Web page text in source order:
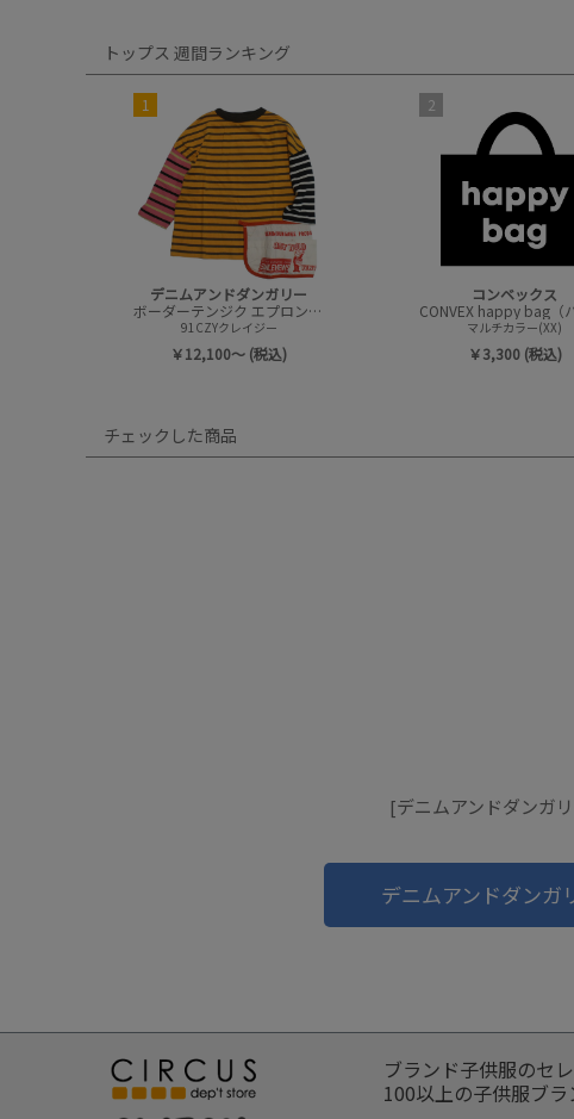
トップス 週間ランキング
1
デニムアンドダンガリー
ボーダーテンジク エプロンツキ L/S TEE(8分袖)
91CZYクレイジー
￥12,100～ (税込)
2
コンベックス
マルチカラー(XX)
￥3,300 (税込)
チェックした商品
[デニムアンドダンガ
デニムアンドダンガ
ブランド子供服のセ
100以上の子供服ブラ